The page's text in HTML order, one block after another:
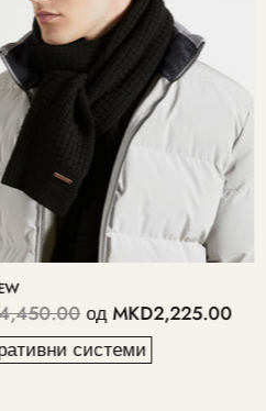
од MKD2,225.00
системи